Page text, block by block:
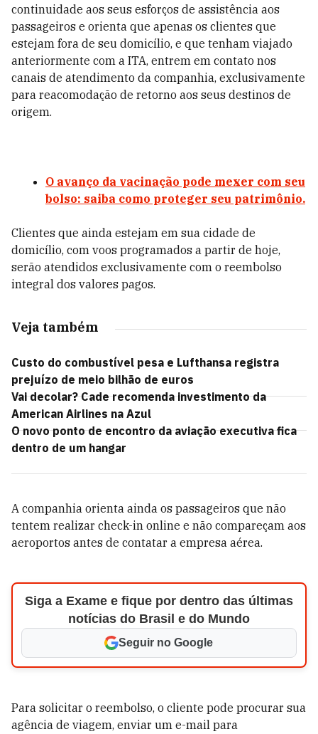
continuidade aos seus esforços de assistência aos
passageiros e orienta que apenas os clientes que
estejam fora de seu domicílio, e que tenham viajado
anteriormente com a ITA, entrem em contato nos
canais de atendimento da companhia, exclusivamente
para reacomodação de retorno aos seus destinos de
origem.
O avanço da vacinação pode mexer com seu
bolso: saiba como proteger seu patrimônio.
Clientes que ainda estejam em sua cidade de
domicílio, com voos programados a partir de hoje,
serão atendidos exclusivamente com o reembolso
integral dos valores pagos.
Veja também
Custo do combustível pesa e Lufthansa registra
prejuízo de meio bilhão de euros
Vai decolar? Cade recomenda investimento da
American Airlines na Azul
O novo ponto de encontro da aviação executiva fica
dentro de um hangar
A companhia orienta ainda os passageiros que não
tentem realizar check-in online e não compareçam aos
aeroportos antes de contatar a empresa aérea.
Siga a Exame e fique por dentro das últimas
notícias do Brasil e do Mundo
Seguir no Google
Para solicitar o reembolso, o cliente pode procurar sua
agência de viagem, enviar um e-mail para